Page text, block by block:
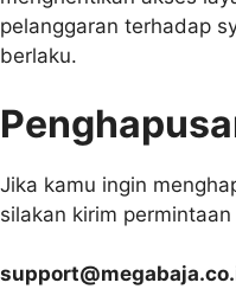
pelanggaran terhadap
berlaku.
Jika kamu ingin
silakan kirim